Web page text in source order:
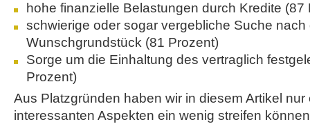
hohe finanzielle Belastungen durch Kredite (87
schwierige oder sogar vergebliche Suche nach
Wunschgrundstück (81 Prozent)
Sorge um die Einhaltung des vertraglich
Prozent)
Aus Platzgründen haben wir in diesem Artikel
interessanten Aspekten ein wenig streifen